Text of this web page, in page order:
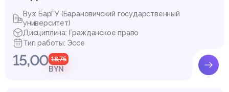
спублики Беларусь.
ЗАКЛЮЧЕНИЕ
Проанализировав экологические права граждан Республик
Вуз: БарГУ (Барановичский государственный
университет)
Дисциплина: Гражданское право
Тип работы: Эссе
15,00 18,75
BYN